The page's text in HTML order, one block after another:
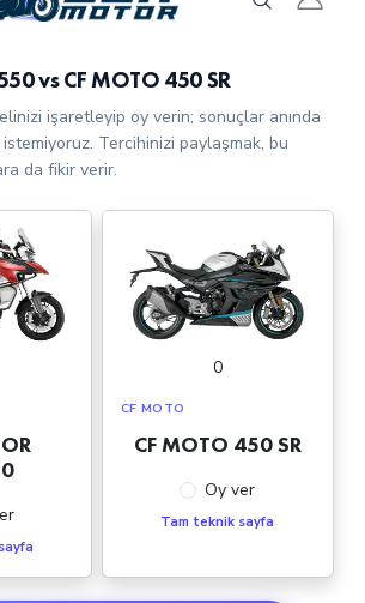
vs CF MOTO 450 SR
işaretleyip oy verin; sonuçlar anında
Tercihinizi paylaşmak, bu
da fikir verir.
0
CF MOTO
CF MOTO 450 SR
Oy ver
Tam teknik sayfa